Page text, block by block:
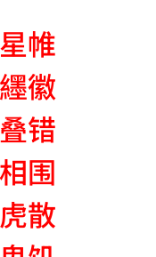
帷
徽
错
围
散